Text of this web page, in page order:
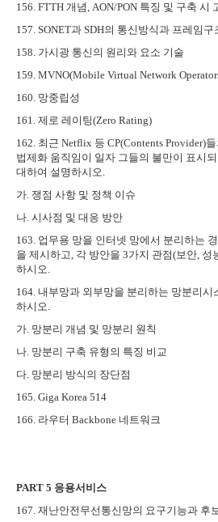
156. FTTH 개념, AON/PON 특징 및 구축 시
157. SONET과 SDH의 통신방식과 프레임구
158. 가시광 통신의 원리와 요소 기술
159. MVNO(Mobile Virtual Network
160. 망중립성
161. 제로 레이팅(Zero Rating)
162. 최근 Netflix 등 CP(Contents Provider)
법제화 움직임이 일자 그들의 불만이 표시
대하여 설명하시오.
가. 쟁점 사항 및 정책 이슈
나. 시사점 및 대응 방안
163. 업무용 망을 인터넷 망에서 분리하는
을 제시하고, 각 방안을 3가지 관점(보안, 성
하시오.
164. 내부망과 외부망을 분리하는 망분리시
하시오.
가. 망분리 개념 및 망분리 원칙
나. 망분리 구축 유형의 특징 비교
다. 망분리 방식의 장단점
165. Giga Korea 514
166. 라우터 Backbone 네트워크
PART 5 응용서비스
167. 재난안전무선통신망의 요구기능과 후